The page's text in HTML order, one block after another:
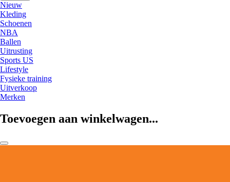
Nieuw
Kleding
Schoenen
NBA
Ballen
Uitrusting
Sports US
Lifestyle
Fysieke training
Uitverkoop
Merken
Toevoegen aan winkelwagen...